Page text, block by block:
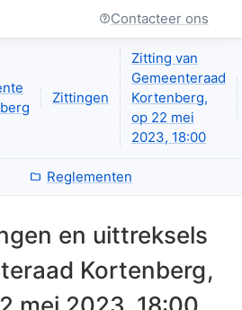
Contacteer ons
Zittingen
Zitting van
Gemeenteraad
Kortenberg,
op 22 mei
2023, 18:00
Reglementen
en uittreksels
Kortenberg,